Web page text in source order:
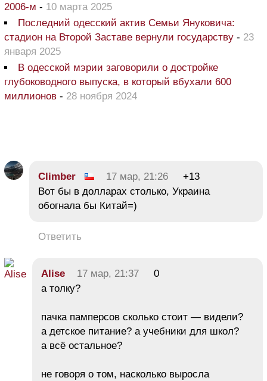
2006-м - 10 марта 2025
Последний одесский актив Семьи Януковича:
стадион на Второй Заставе вернули государству - 23
января 2025
В одесской мэрии заговорили о достройке
глубоководного выпуска, в который вбухали 600
миллионов - 28 ноября 2024
Climber 17 мар, 21:26
+13
Вот бы в долларах столько, Украина
обогнала бы Китай=)
Ответить
Alise 17 мар, 21:37
0
а толку?
пачка памперсов сколько стоит — видели?
а детское питание? а учебники для школ?
а всё остальное?
не говоря о том, насколько выросла